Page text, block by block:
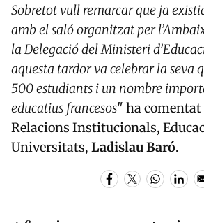
Sobretot vull remarcar que ja
amb el saló organitzat per
la Delegació del Ministeri
aquesta tardor va celebrar la seva
500 estudiants i un nombre
educatius francesos" ha
Relacions Institucionals,
Universitats, Ladislau Baró.